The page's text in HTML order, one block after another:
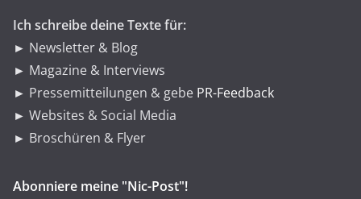
Ich schreibe deine Texte für:
► Newsletter & Blog
► Magazine & Interviews
► Pressemitteilungen & gebe PR-Feedback
► Websites & Social Media
► Broschüren & Flyer
Abonniere meine "Nic-Post"!